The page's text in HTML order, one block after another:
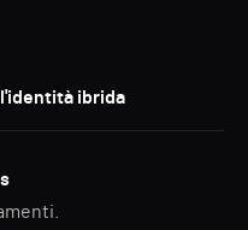
ibrida